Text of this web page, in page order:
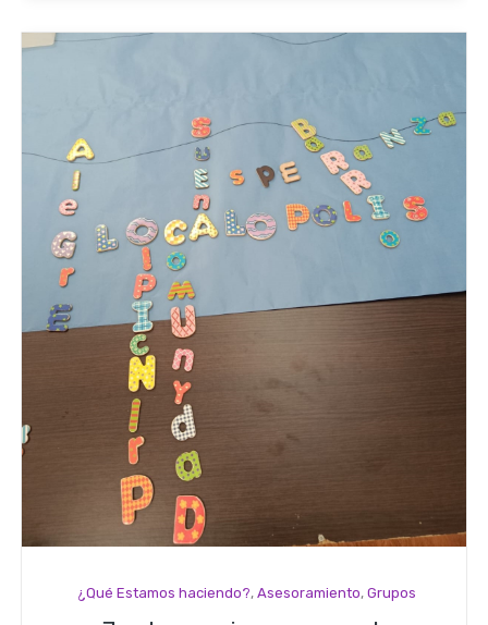
¿Qué Estamos haciendo?, Asesoramiento, Grupos